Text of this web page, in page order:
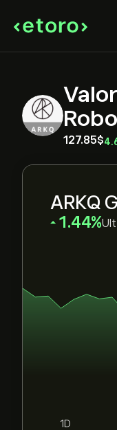
127.85‎$‎
ARKQ
‎1.44‎
1D